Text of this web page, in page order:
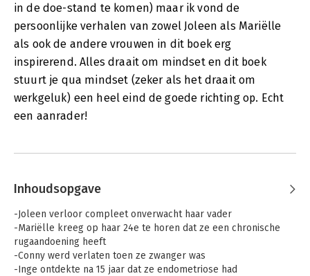
in de doe-stand te komen) maar ik vond de
persoonlijke verhalen van zowel Joleen als Mariëlle
als ook de andere vrouwen in dit boek erg
inspirerend. Alles draait om mindset en dit boek
stuurt je qua mindset (zeker als het draait om
werkgeluk) een heel eind de goede richting op. Echt
een aanrader!
Inhoudsopgave
-Joleen verloor compleet onverwacht haar vader
-Mariëlle kreeg op haar 24e te horen dat ze een chronische
rugaandoening heeft
-Conny werd verlaten toen ze zwanger was
-Inge ontdekte na 15 jaar dat ze endometriose had